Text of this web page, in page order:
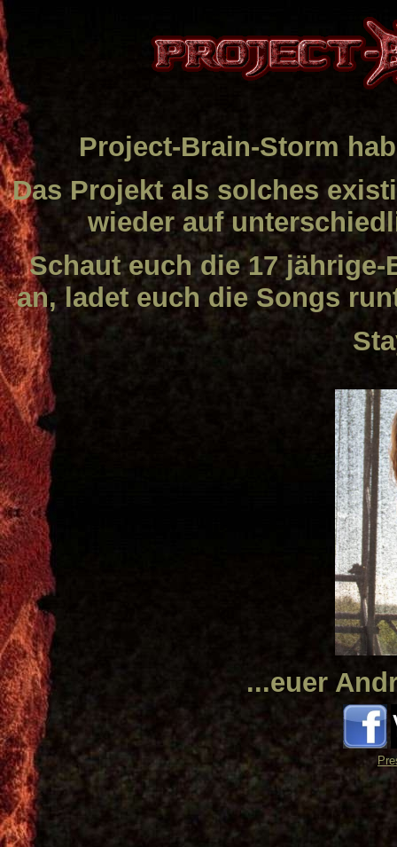
Project-Brain-Storm
Das Projekt als solches
wieder auf
Schaut euch die 17
an, ladet euch die Songs
...euer